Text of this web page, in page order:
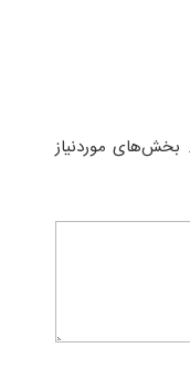
بخش‌های موردنیاز